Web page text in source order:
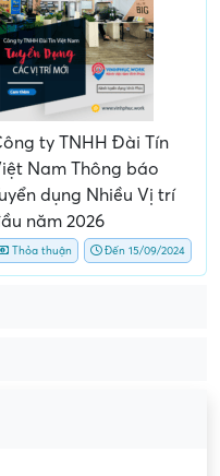
ty TNHH Đài Tín
Nam Thông báo
dụng Nhiều Vị trí
năm 2026
Thỏa thuận Đến 15/09/2024